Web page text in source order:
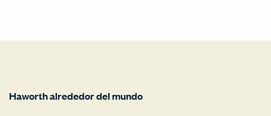
Haworth alrededor del mundo